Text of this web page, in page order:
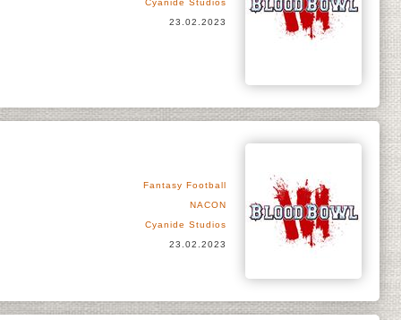
Cyanide Studios
23.02.2023
Fantasy Football
NACON
Cyanide Studios
23.02.2023